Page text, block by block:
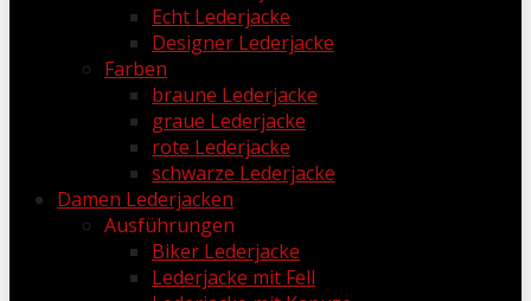
Echt Lederjacke
Designer Lederjacke
Farben
braune Lederjacke
graue Lederjacke
rote Lederjacke
schwarze Lederjacke
Damen Lederjacken
Ausführungen
Biker Lederjacke
Lederjacke mit Fell